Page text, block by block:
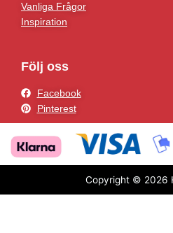
Vanliga Frågor
Inspiration
Följ oss
Facebook
Pinterest
Copyright © 2026